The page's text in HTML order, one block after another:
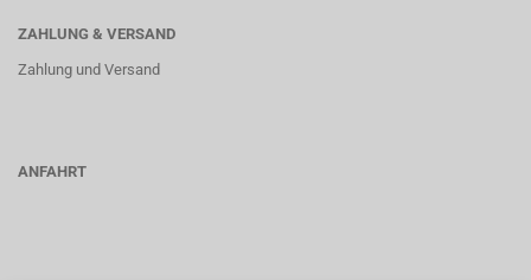
ZAHLUNG & VERSAND
Zahlung und Versand
ANFAHRT